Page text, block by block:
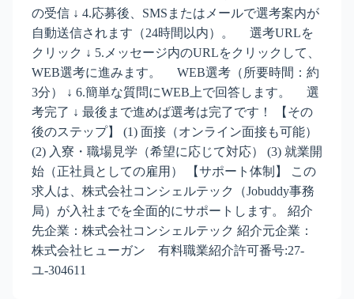
の受信 ↓ 4.応募後、SMSまたはメールで選考案内が
自動送信されます（24時間以内）。 選考URLを
クリック ↓ 5.メッセージ内のURLをクリックして、
WEB選考に進みます。 WEB選考（所要時間：約
3分） ↓ 6.簡単な質問にWEB上で回答します。 選
考完了 ↓ 最後まで進めば選考は完了です！ 【その
後のステップ】 (1) 面接（オンライン面接も可能）
(2) 入寮・職場見学（希望に応じて対応） (3) 就業開
始（正社員としての雇用） 【サポート体制】 この
求人は、株式会社コンシェルテック（Jobuddy事務
局）が入社までを全面的にサポートします。 紹介
先企業：株式会社コンシェルテック 紹介元企業：
株式会社ヒューガン 有料職業紹介許可番号:27-
ユ-304611